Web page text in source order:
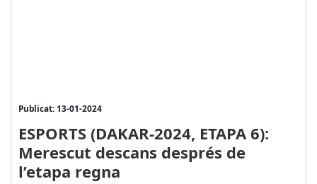
Publicat: 13-01-2024
ESPORTS (DAKAR-2024, ETAPA 6):
Merescut descans després de
l’etapa regna